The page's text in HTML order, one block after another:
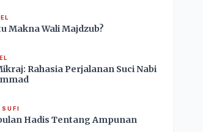
Makna Wali Majdzub?
Rahasia Perjalanan Suci Nabi
Hadis Tentang Ampunan